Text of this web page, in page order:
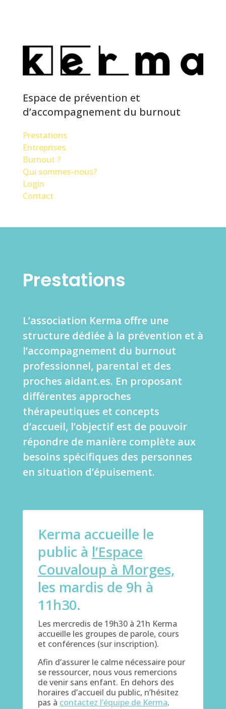
Espace de prévention et
d’accompagnement du burnout
Prestations
Entreprises
Burnout ?
Qui sommes-nous?
Login
Contact
Prestations
L’association Kerma offre une
structure dédiée à la prévention et à
l’accompagnement du burnout
professionnel, parental et des
proches aidant.es. En proposant
différentes approches
thérapeutiques et concepts
d’accueil, l’objectif est de pouvoir
répondre de manière complète aux
besoins spécifiques des personnes
en situation d’épuisement.
Kerma accueille le
public à l’Espace
Couvaloup à Morges,
les mardis de 9h à
11h30.
Les mercredis de 19h30 à 21h Kerma
accueille les groupes de parole, cours
et conférences (sur inscription).
Afin d’assurer le calme nécessaire pour
se ressourcer, nous vous remercions
de venir sans enfant. En dehors des
horaires d’accueil du public, n’hésitez
pas à contactez l’équipe de Kerma.